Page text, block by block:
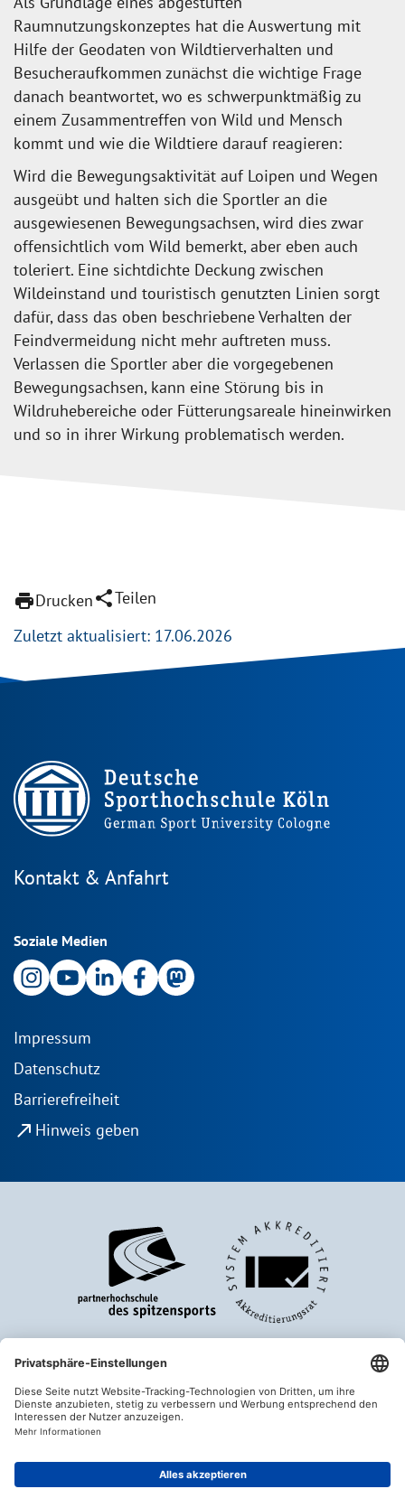
Raumnutzungskonzeptes hat die Auswertung mit
Hilfe der Geodaten von Wildtierverhalten und
Besucheraufkommen zunächst die wichtige Frage
danach beantwortet, wo es schwerpunktmäßig zu
einem Zusammentreffen von Wild und Mensch
kommt und wie die Wildtiere darauf reagieren:
Wird die Bewegungsaktivität auf Loipen und Wegen
ausgeübt und halten sich die Sportler an die
ausgewiesenen Bewegungsachsen, wird dies zwar
offensichtlich vom Wild bemerkt, aber eben auch
toleriert. Eine sichtdichte Deckung zwischen
Wildeinstand und touristisch genutzten Linien sorgt
dafür, dass das oben beschriebene Verhalten der
Feindvermeidung nicht mehr auftreten muss.
Verlassen die Sportler aber die vorgegebenen
Bewegungsachsen, kann eine Störung bis in
Wildruhebereiche oder Fütterungsareale hineinwirken
und so in ihrer Wirkung problematisch werden.
printDruckenshareTeilen
Zuletzt aktualisiert: 17.06.2026
Kontakt & Anfahrt
Soziale Medien
Impressum
Datenschutz
Barrierefreiheit
north_east Hinweis geben